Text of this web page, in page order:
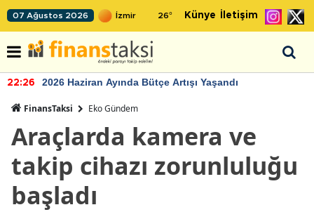
07 Ağustos 2026 26° Künye İletişim
22:26 2026 Haziran Ayında Bütçe Artışı Yaşandı
FinansTaksi Eko Gündem
Araçlarda kamera ve
takip cihazı zorunluluğu
başladı